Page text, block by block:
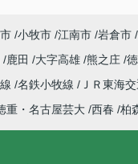
小牧市 江南市 岩倉市
鹿田 大字高雄 熊之庄
名鉄小牧線 ＪＲ東海
重・名古屋芸大 西春 柏